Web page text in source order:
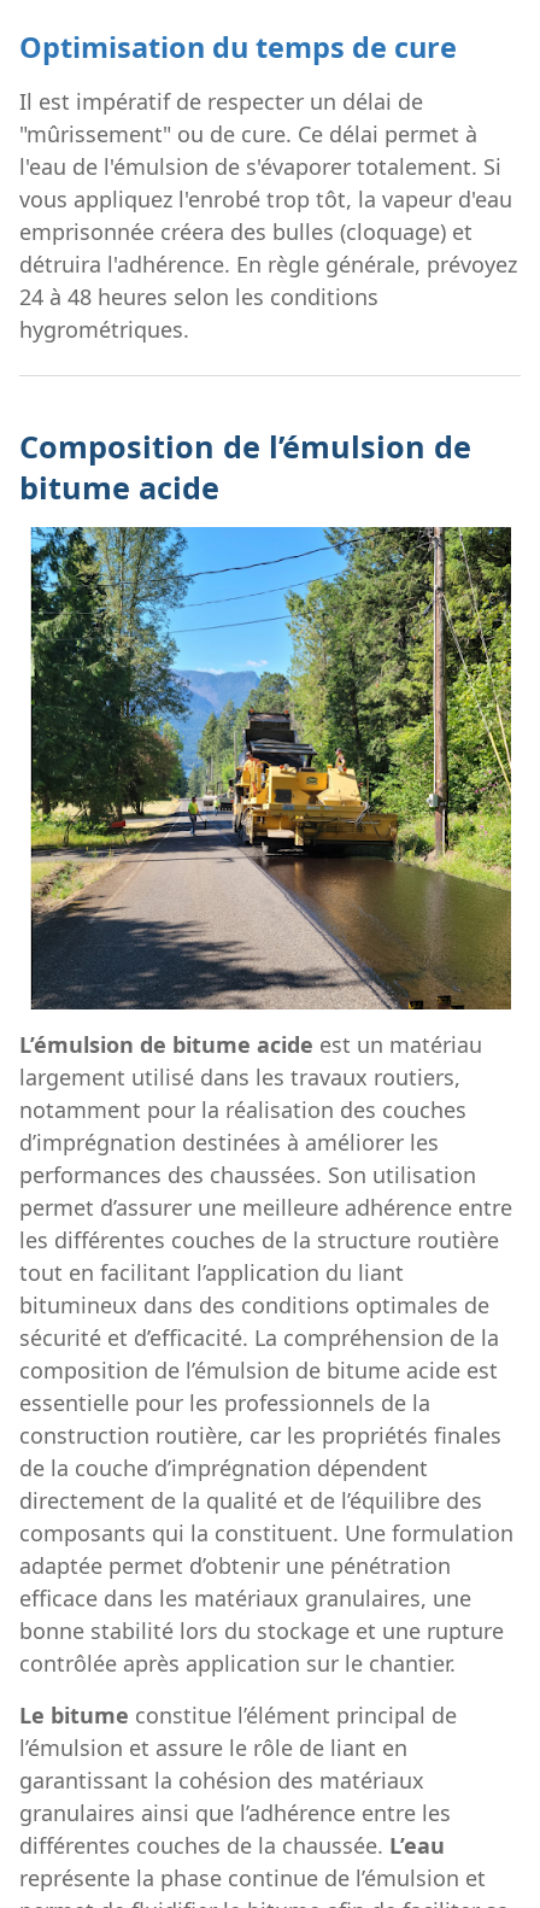
Optimisation du temps de cure
Il est impératif de respecter un délai de
"mûrissement" ou de cure. Ce délai permet à
l'eau de l'émulsion de s'évaporer totalement. Si
vous appliquez l'enrobé trop tôt, la vapeur d'eau
emprisonnée créera des bulles (cloquage) et
détruira l'adhérence. En règle générale, prévoyez
24 à 48 heures selon les conditions
hygrométriques.
Composition de l’émulsion de
bitume acide
L’émulsion de bitume acide est un matériau
largement utilisé dans les travaux routiers,
notamment pour la réalisation des couches
d’imprégnation destinées à améliorer les
performances des chaussées. Son utilisation
permet d’assurer une meilleure adhérence entre
les différentes couches de la structure routière
tout en facilitant l’application du liant
bitumineux dans des conditions optimales de
sécurité et d’efficacité. La compréhension de la
composition de l’émulsion de bitume acide est
essentielle pour les professionnels de la
construction routière, car les propriétés finales
de la couche d’imprégnation dépendent
directement de la qualité et de l’équilibre des
composants qui la constituent. Une formulation
adaptée permet d’obtenir une pénétration
efficace dans les matériaux granulaires, une
bonne stabilité lors du stockage et une rupture
contrôlée après application sur le chantier.
Le bitume constitue l’élément principal de
l’émulsion et assure le rôle de liant en
garantissant la cohésion des matériaux
granulaires ainsi que l’adhérence entre les
différentes couches de la chaussée. L’eau
représente la phase continue de l’émulsion et